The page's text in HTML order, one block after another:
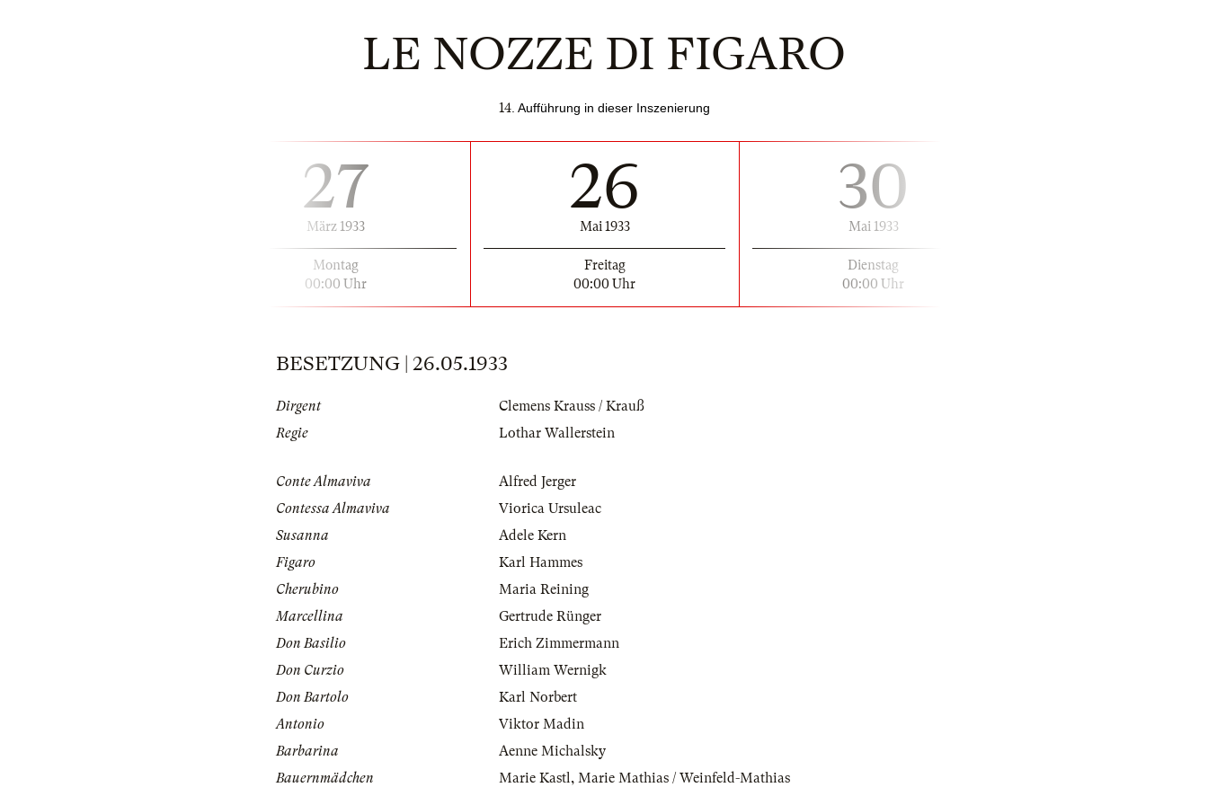
LE NOZZE DI FIGARO
14. Aufführung in dieser Inszenierung
27
März 1933
Montag
00:00 Uhr
26
Mai 1933
Freitag
00:00 Uhr
30
Mai 1933
Dienstag
00:00 Uhr
BESETZUNG | 26.05.1933
Dirgent
Clemens Krauss / Krauß
Regie
Lothar Wallerstein
Conte Almaviva
Alfred Jerger
Contessa Almaviva
Viorica Ursuleac
Susanna
Adele Kern
Figaro
Karl Hammes
Cherubino
Maria Reining
Marcellina
Gertrude Rünger
Don Basilio
Erich Zimmermann
Don Curzio
William Wernigk
Don Bartolo
Karl Norbert
Antonio
Viktor Madin
Barbarina
Aenne Michalsky
Bauernmädchen
Marie Kastl, Marie Mathias / Weinfeld-Mathias